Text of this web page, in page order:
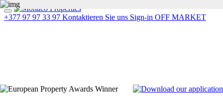
+377 97 97 33 97 Kontaktieren Sie uns Sign-in OFF MARKET